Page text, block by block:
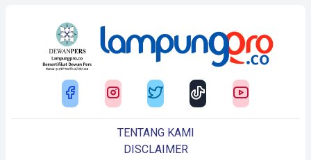
TENTANG KAMI
DISCLAIMER